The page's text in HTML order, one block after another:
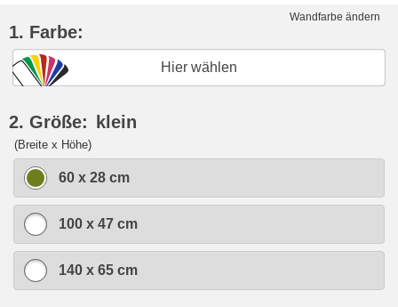
Wandfarbe ändern
1. Farbe:
Hier wählen
2. Größe: klein
(Breite x Höhe)
60 x 28 cm
100 x 47 cm
140 x 65 cm